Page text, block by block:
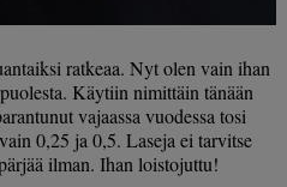
ratkeaa. Nyt olen vain ihan
Käytiin nimittäin tänään
vajaassa vuodessa tosi
0,25 ja 0,5. Laseja ei tarvitse
ilman. Ihan loistojuttu!